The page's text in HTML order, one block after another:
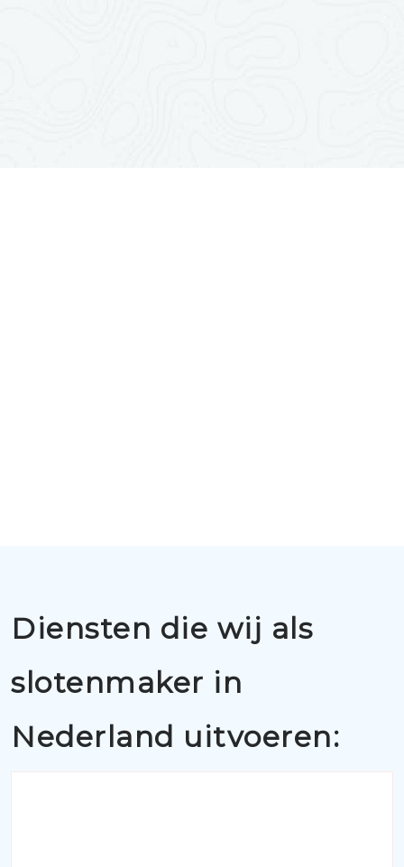
Diensten die wij als
slotenmaker in
Nederland uitvoeren: